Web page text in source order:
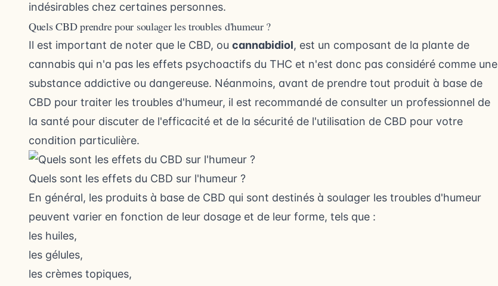
indésirables chez certaines personnes.
Quels CBD prendre pour soulager les troubles d'humeur ?
Il est important de noter que le CBD, ou cannabidiol, est un composant de la plante de
cannabis qui n'a pas les effets psychoactifs du THC et n'est donc pas considéré comme une
substance addictive ou dangereuse. Néanmoins, avant de prendre tout produit à base de
CBD pour traiter les troubles d'humeur, il est recommandé de consulter un professionnel de
la santé pour discuter de l'efficacité et de la sécurité de l'utilisation de CBD pour votre
condition particulière.
Quels sont les effets du CBD sur l'humeur ?
En général, les produits à base de CBD qui sont destinés à soulager les troubles d'humeur
peuvent varier en fonction de leur dosage et de leur forme, tels que :
les huiles,
les gélules,
les crèmes topiques,